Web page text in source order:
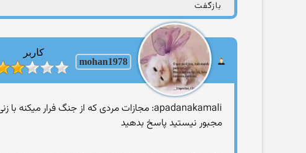
بازگفت
mohan1978
کاربر
apadanakamali: مجازات مردی که از جنگ فرار میکنه با زنی که از جنگ فرار میکنه یکی باشه
مجبور نیستید پاسخ بدهید